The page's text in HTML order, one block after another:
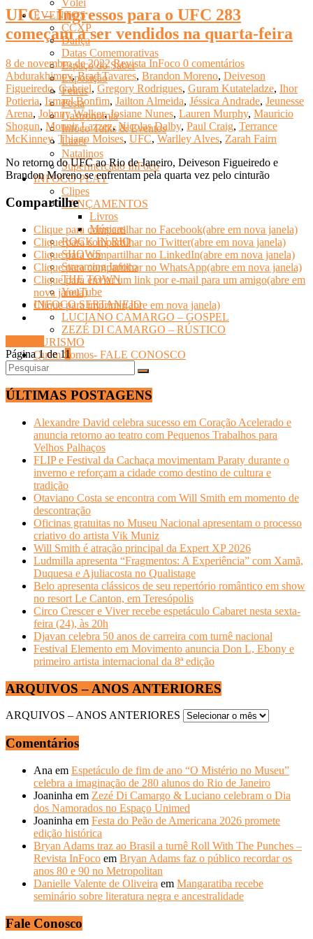
Vôlei
EVENTOS
CCXP
Dança
Datas Comemorativas
Espaço do Saber
Exposição
Feiras
Festa
Gastronomia
Infoco Talks & Eventos
Lazer
Natalinos
Supermercado InFoco
INFOCO PLAY
Clipes
LANÇAMENTOS
Livros
Músicas
ROCK IN RIO
SHOWS
Streaming Infoco
THE TOWN
YouTube
INFOCO SERTANEJO
LUCIANO CAMARGO – GOSPEL
ZEZÉ DI CAMARGO – RÚSTICO
TURISMO
Quem Somos- FALE CONOSCO
UFC – Ingressos para o UFC 283
começam a ser vendidos na quarta-feira
8 de novembro de 2022 Revista InFoco 0 comentários
Abdurakhimov,Brad Tavares, Brandon Moreno, Deiveson
Figueiredo, Gabriel, Gregory Rodrigues, Guram Kutateladze, Ihor
Potieria, Ismael Bonfim, Jailton Almeida, Jéssica Andrade, Jeunesse
Arena, Johnny Walker,Josiane Nunes, Lauren Murphy, Mauricio
Shogun, Mounir Lazzez,Nicolas Dalby, Paul Craig, Terrance
McKinney, Thiago Moises, UFC, Warlley Alves, Zarah Fairn
No retorno do UFC ao Rio de Janeiro, Deiveson Figueiredo e
Brandon Moreno se enfrentam pela quarta vez pelo cinturão
Compartilhe
Clique para compartilhar no Facebook(abre em nova janela)
Clique para compartilhar no Twitter(abre em nova janela)
Clique para compartilhar no LinkedIn(abre em nova janela)
Clique para compartilhar no WhatsApp(abre em nova janela)
Clique para enviar um link por e-mail para um amigo(abre em
nova janela)
Clique para imprimir(abre em nova janela)
Página 1 de 11
ÚLTIMAS POSTAGENS
Alexandre David celebra sucesso em Coração Acelerado e
anuncia retorno ao teatro com Pequenos Trabalhos para
Velhos Palhaços
FLIP e Festival da Cachaça movimentam Paraty durante o
inverno e reforçam a cidade como destino de cultura e
tradição
Otaviano Costa se encontra com Will Smith em momento de
descontração
Oficinas gratuitas no Museu Nacional apresentam o processo
criativo do artista Vik Muniz
Will Smith é atração principal da Expert XP 2026
Ludmilla apresenta “Fragmentos: A Experiência” com Xamã,
Duquesa e Ajuliacosta no Qualistage
Belo apresenta clássicos de seu repertório romântico em show
no resort Le Canton, em Teresópolis
Circo Crescer e Viver recebe espetáculo Cabaret nesta sexta-
feira (24), às 20h
Djavan celebra 50 anos de carreira com turnê nacional
Festival Elemento em Movimento anuncia Don L, Ebony e
primeiro artista internacional da 8ª edição
ARQUIVOS – ANOS ANTERIORES
ARQUIVOS – ANOS ANTERIORES
Comentários
Ana em Espetáculo de fim de ano “O Mistério no Museu”
celebra a imaginação de 280 alunos do Rio de Janeiro
Joaninha em Zezé Di Camargo & Luciano celebram o Dia
dos Namorados no Espaço Unimed
Joaninha em Festa do Peão de Americana 2026 promete
edição histórica
Bryan Adams traz ao Brasil a turnê Roll With The Punches –
Revista InFoco em Bryan Adams faz o público recordar os
anos 80 e 90 no Metropolitan
Danielle Valente de Oliveira em Mangaratiba recebe
seminário sobre literatura negra e ancestralidade
Fale Conosco